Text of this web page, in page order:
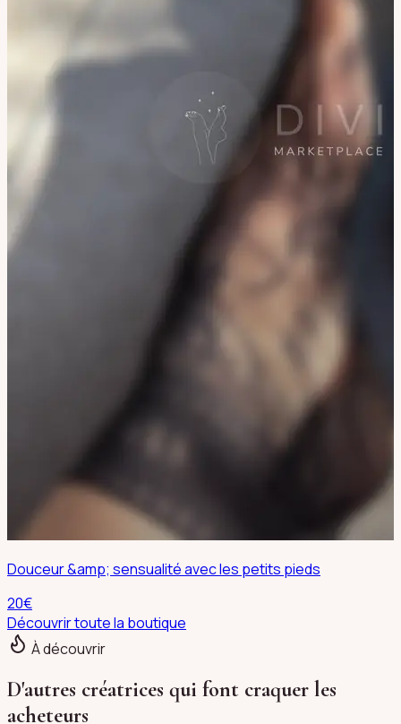
Douceur &amp; sensualité avec les petits pieds
20€
Découvrir toute la boutique
À découvrir
D'autres créatrices qui font craquer les
acheteurs